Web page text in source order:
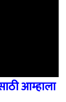
आम्हाला